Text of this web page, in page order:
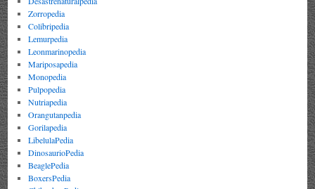
Zorropedia
Colibripedia
Lemurpedia
Leonmarinopedia
Mariposapedia
Monopedia
Pulpopedia
Nutriapedia
Orangutanpedia
Gorilapedia
LibelulaPedia
DinosaurioPedia
BeaglePedia
BoxersPedia